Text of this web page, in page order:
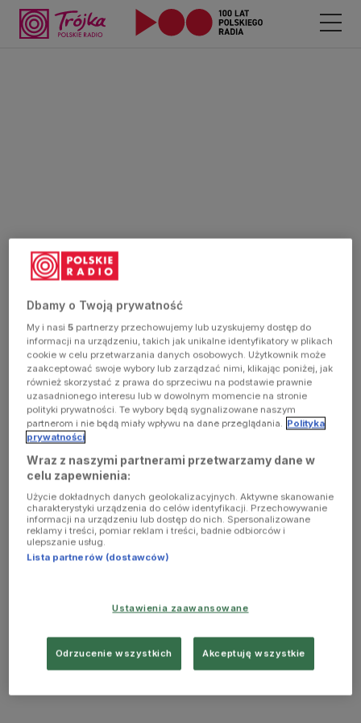
Dbamy o Twoją prywatność
My i nasi5 partnerzy przechowujemy lub uzyskujemy dostęp do
informacji na urządzeniu, takich jak unikalne identyfikatory w plikach
cookie w celu przetwarzania danych osobowych. Użytkownik może
zaakceptować swoje wybory lub zarządzać nimi, klikając poniżej, jak
również skorzystać z prawa do sprzeciwu na podstawie prawnie
uzasadnionego interesu lub w dowolnym momencie na stronie
polityki prywatności. Te wybory będą sygnalizowane naszym
partnerom i nie będą miały wpływu na dane przeglądania. Polityka
prywatności
Wraz z naszymi partnerami przetwarzamy dane w
celu zapewnienia:
Użycie dokładnych danych geolokalizacyjnych. Aktywne skanowanie
charakterystyki urządzenia do celów identyfikacji. Przechowywanie
informacji na urządzeniu lub dostęp do nich. Spersonalizowane
reklamy i treści, pomiar reklam i treści, badnie odbiorców i
ulepszanie usług.
Lista partnerów (dostawców)
Ustawienia zaawansowane
Odrzucenie wszystkich Akceptuję wszystkie